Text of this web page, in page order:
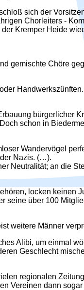
sich der
Chorleiters -
Kremper Heide
gemischte Chöre
bürgerlicher
schon in
Wandervögel
Nazis. (…).
Neutralität; an die
locken keinen
seine über 100
weitere Männer
Alibi, um einmal
Geschlecht
regionalen
Vereinen dann